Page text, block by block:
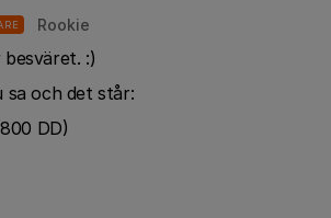
Rookie
:)
sa och det står:
DD)